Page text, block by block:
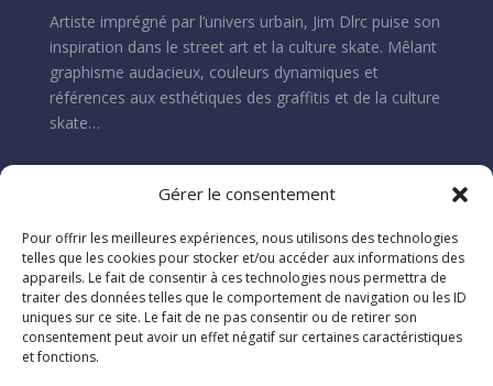
Gérer le consentement
Pour offrir les meilleures expériences, nous utilisons des technologies
telles que les cookies pour stocker et/ou accéder aux informations des
appareils. Le fait de consentir à ces technologies nous permettra de
traiter des données telles que le comportement de navigation ou les ID
uniques sur ce site. Le fait de ne pas consentir ou de retirer son
consentement peut avoir un effet négatif sur certaines caractéristiques
et fonctions.
Artiste imprégné par l’univers urbain, Jim Dlrc puise son
inspiration dans le street art et la culture skate. Mêlant
graphisme audacieux, couleurs dynamiques et
références aux esthétiques des graffitis et de la culture
skate…
S'ABONNER